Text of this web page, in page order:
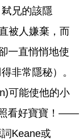
兄的該隱
被人嫌棄，而
一直悄悄地使
非常隱秘）。
可能使他的小
看好寶寶！——
Keane或